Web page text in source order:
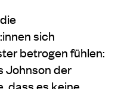
sich
betrogen fühlen:
Johnson der
dass es keine